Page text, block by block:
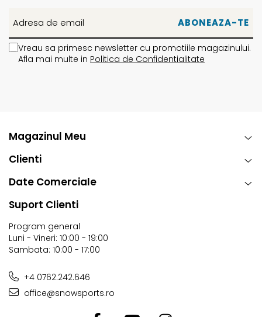
Vreau sa primesc newsletter cu promotiile magazinului.
Afla mai multe in Politica de Confidentialitate
Magazinul Meu
Clienti
Date Comerciale
Suport Clienti
Program general
Luni - Vineri: 10:00 - 19:00
Sambata: 10:00 - 17:00
+4 0762.242.646
office@snowsports.ro